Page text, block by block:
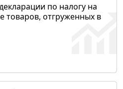
по налогу на
товаров, отгруженных в